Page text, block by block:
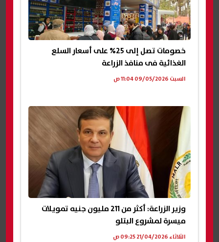
خصومات تصل إلى 25% على أسعار السلع
الغذائية فى منافذ الزراعة
السبت 09/05/2026 11:04 ص
وزير الزراعة: أكثر من 211 مليون جنيه تمويلات
ميسرة لمشروع البتلو
الثلاثاء 21/04/2026 09:25 ص